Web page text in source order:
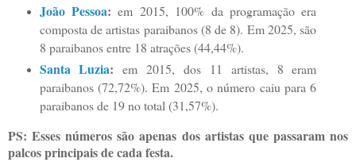
João Pessoa: em 2015, 100% da programação era
composta de artistas paraibanos (8 de 8). Em 2025, são
8 paraibanos entre 18 atrações (44,44%).
Santa Luzia: em 2015, dos 11 artistas, 8 eram
paraibanos (72,72%). Em 2025, o número caiu para 6
paraibanos de 19 no total (31,57%).
PS: Esses números são apenas dos artistas que passaram nos
palcos principais de cada festa.